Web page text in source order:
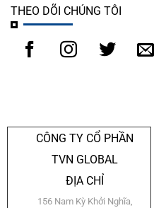
THEO DÕI CHÚNG TÔI
CÔNG TY CỔ PHẦN
TVN GLOBAL
ĐỊA CHỈ
156 Nam Kỳ Khởi Nghĩa,